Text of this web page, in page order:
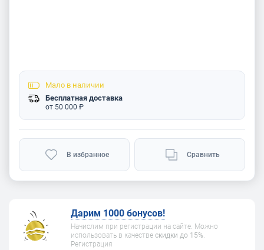
Мало в наличии
Бесплатная доставка
от 50 000 ₽
В избранное Сравнить
Дарим 1000 бонусов!
Начислим при регистрации на сайте. Можно
использовать в качестве скидки до 15%.
Регистрация